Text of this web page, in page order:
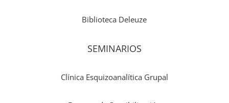
Biblioteca Deleuze
SEMINARIOS
Clínica Esquizoanalítica Grupal